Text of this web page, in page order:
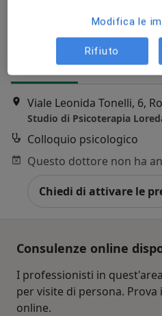
8 recensioni
Indirizzo Online
Viale Leonida Tonelli, 6,
Studio di Psicoterapia
Colloquio psicologico
Chiedi di attivare le
Consulenze online
I professionisti in
per visite di persona. Prova
online.
Modifica le
Rifiuto